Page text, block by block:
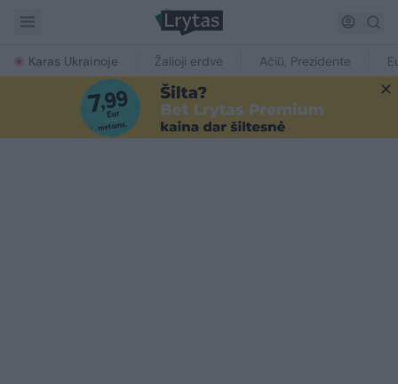
Karas Ukrainoje Žalioji erdvė Ačiū, Prezidente